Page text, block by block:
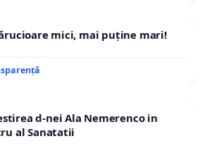
mici, mai puține mari!
d-nei Ala Nemerenco in
al Sanatatii